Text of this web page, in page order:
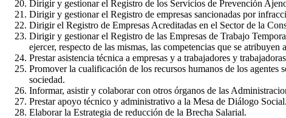
Dirigir y gestionar el Registro de los Servicios de Prevención
Dirigir y gestionar el Registro de empresas sancionadas por
Dirigir el Registro de Empresas Acreditadas en el Sector de la
Dirigir y gestionar el Registro de las Empresas de Trabajo
ejercer, respecto de las mismas, las competencias que se atribuyen
Prestar asistencia técnica a empresas y a trabajadores y
Promover la cualificación de los recursos humanos de los
sociedad.
Informar, asistir y colaborar con otros órganos de las
Prestar apoyo técnico y administrativo a la Mesa de Diálogo Social.
Elaborar la Estrategia de reducción de la Brecha Salarial.